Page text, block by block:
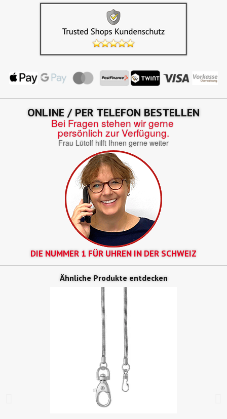
ONLINE / PER TELEFON BESTELLEN
Bei Fragen stehen wir gerne
persönlich zur Verfügung.
Frau Lütolf hilft Ihnen gerne weiter
DIE NUMMER 1 FÜR UHREN IN DER SCHWEIZ
Ähnliche Produkte entdecken